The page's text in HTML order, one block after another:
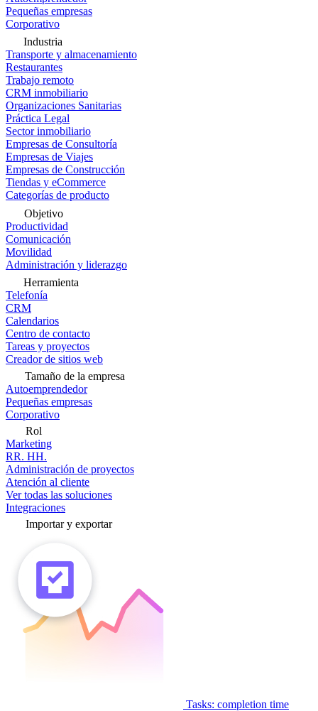
Pequeñas empresas
Corporativo
Industria
Transporte y almacenamiento
Restaurantes
Trabajo remoto
CRM inmobiliario
Organizaciones Sanitarias
Práctica Legal
Sector inmobiliario
Empresas de Consultoría
Empresas de Viajes
Empresas de Construcción
Tiendas y eCommerce
Categorías de producto
Objetivo
Productividad
Comunicación
Movilidad
Administración y liderazgo
Herramienta
Telefonía
CRM
Calendarios
Centro de contacto
Tareas y proyectos
Creador de sitios web
Tamaño de la empresa
Autoemprendedor
Pequeñas empresas
Corporativo
Rol
Marketing
RR. HH.
Administración de proyectos
Atención al cliente
Ver todas las soluciones
Integraciones
Importar y exportar
Tasks: completion time